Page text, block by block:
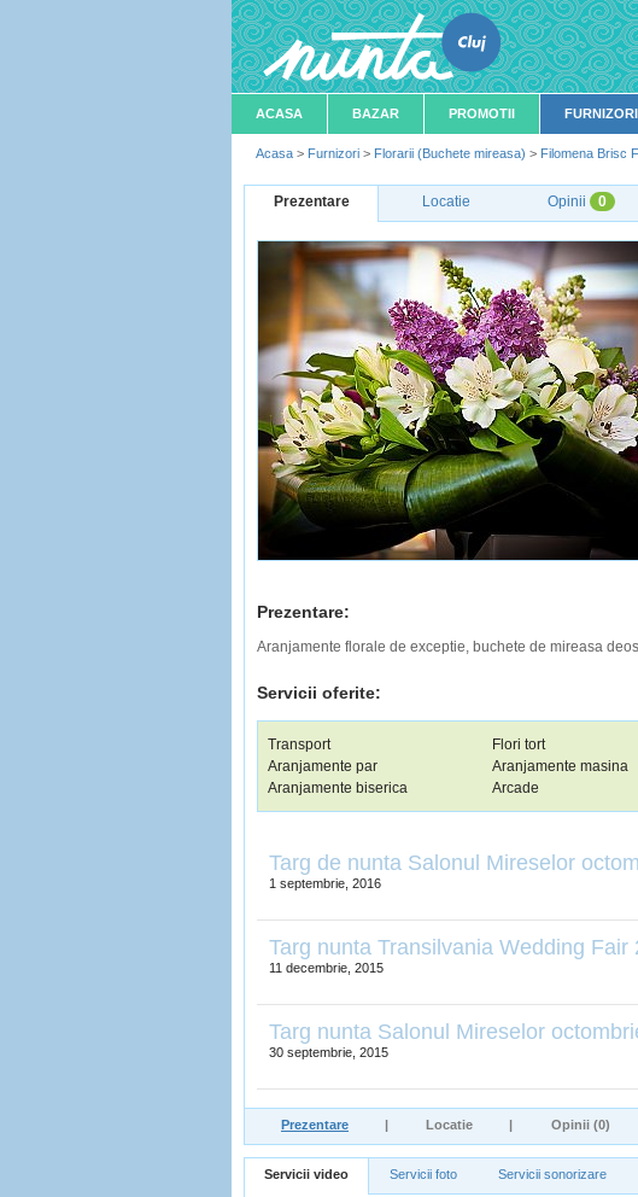
ACASA BAZAR PROMOTII FURNIZORI
Acasa > Furnizori > Florarii (Buchete mireasa) > Filomena Brisc
Prezentare Locatie Opinii 0
Prezentare:
Aranjamente florale de exceptie, buchete de mireasa
Servicii oferite:
Transport Flori tort
Aranjamente par
Aranjamente masina
Aranjamente biserica
Arcade
Targ de nunta Salonul Mireselor
1 septembrie, 2016
Targ nunta Transilvania Wedding Fair
11 decembrie, 2015
Targ nunta Salonul Mireselor
30 septembrie, 2015
Prezentare | Locatie | Opinii (0)
Servicii video Servicii foto Servicii sonorizare